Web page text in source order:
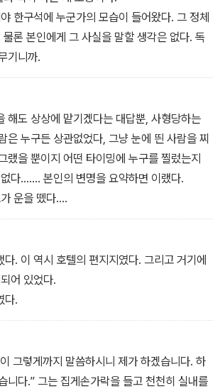
이고라는 장르문학계의 거장이 ‘추리소설의 원
이 작품은, 본격 미스터리의 장점을 모두 갖추
를 내두르며 다시 읽게 되는 교묘한 복선, 이제
답을 내놓는 연이은 반전, 그리고 누구도 예측
말까지. 이렇듯 정교한 구성과 높은 완성도를
본격 미스터리’에 목마른 독자들의 갈증을 채
받아 10만 부 판매를 달성했다. 이를 기념해
으로 『당신이 누군가를 죽였다』 ‘어나더커버
한구석에 누군가의 모습이 들어왔다. 그 정체
론 본인에게 그 사실을 말할 생각은 없다. 독
기니까.
해도 상상에 맡기겠다는 대답뿐, 사형당하는
은 누구든 상관없었다, 그냥 눈에 띈 사람을 찌
랬을 뿐이지 어떤 타이밍에 누구를 찔렀는지
다……. 본인의 변명을 요약하면 이랬다.
운을 뗐다.
요? 범인이 범행을 인정했는데도 자세한 내용
. 이 역시 호텔의 편지지였다. 그리고 거기에
어 있었다.
다.
그렇게까지 말씀하시니 제가 하겠습니다. 하
니다.” 그는 집게손가락을 들고 천천히 실내를